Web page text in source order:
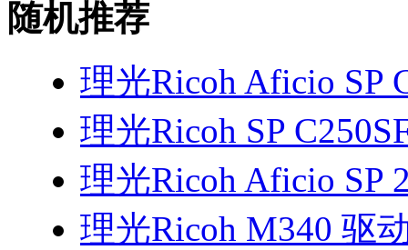
随机推荐
理光Ricoh Aficio SP
理光Ricoh SP
理光Ricoh Aficio SP
理光Ricoh M340 驱